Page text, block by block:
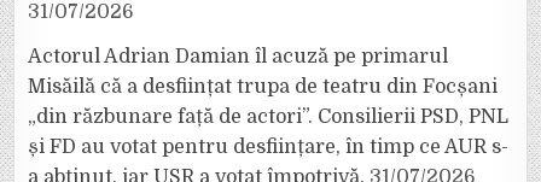
31/07/2026
Actorul Adrian Damian îl acuză pe primarul
Misăilă că a desființat trupa de teatru din Focșani
„din răzbunare față de actori”. Consilierii PSD, PNL
și FD au votat pentru desființare, în timp ce AUR s-
a abținut, iar USR a votat împotrivă. 31/07/2026